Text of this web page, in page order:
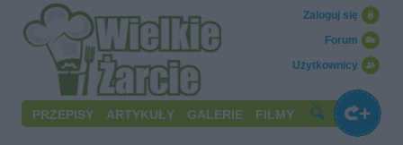
Użytkownicy
Forum
Zaloguj się
PRZEPISY ARTYKUŁY GALERIE FILMY